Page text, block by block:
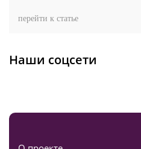
перейти к статье
Наши соцсети